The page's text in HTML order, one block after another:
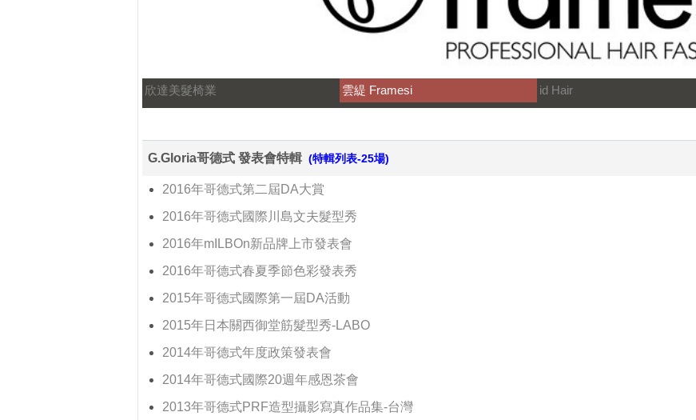
欣達美髮椅業 雲緹 Framesi id Hair
G.Gloria哥德式 發表會特輯 (特輯列表-25場)
2016年哥德式第二屆DA大賞
2016年哥德式國際川島文夫髮型秀
2016年mILBOn新品牌上市發表會
2016年哥德式春夏季節色彩發表秀
2015年哥德式國際第一屆DA活動
2015年日本關西御堂筋髮型秀-LABO
2014年哥德式年度政策發表會
2014年哥德式國際20週年感恩茶會
2013年哥德式PRF造型攝影寫真作品集-台灣